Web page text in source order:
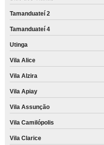
Tamanduateí 2
Tamanduateí 4
Utinga
Vila Alice
Vila Alzira
Vila Apiay
Vila Assunção
Vila Camilópolis
Vila Clarice